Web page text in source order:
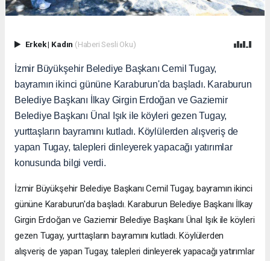
Erkek| Kadın (Haberi Sesli Oku)
İzmir Büyükşehir Belediye Başkanı Cemil Tugay,
bayramın ikinci gününe Karaburun'da başladı. Karaburun
Belediye Başkanı İlkay Girgin Erdoğan ve Gaziemir
Belediye Başkanı Ünal Işık ile köyleri gezen Tugay,
yurttaşların bayramını kutladı. Köylülerden alışveriş de
yapan Tugay, talepleri dinleyerek yapacağı yatırımlar
konusunda bilgi verdi.
İzmir Büyükşehir Belediye Başkanı Cemil Tugay, bayramın ikinci
gününe Karaburun'da başladı. Karaburun Belediye Başkanı İlkay
Girgin Erdoğan ve Gaziemir Belediye Başkanı Ünal Işık ile köyleri
gezen Tugay, yurttaşların bayramını kutladı. Köylülerden
alışveriş de yapan Tugay, talepleri dinleyerek yapacağı yatırımlar